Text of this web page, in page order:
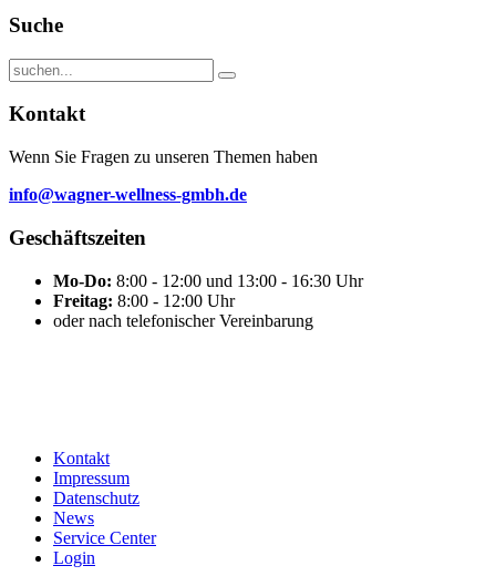
Suche
Kontakt
Wenn Sie Fragen zu unseren Themen haben
info@wagner-wellness-gmbh.de
Geschäftszeiten
Mo-Do: 8:00 - 12:00 und 13:00 - 16:30 Uhr
Freitag: 8:00 - 12:00 Uhr
oder nach telefonischer Vereinbarung
Kontakt
Impressum
Datenschutz
News
Service Center
Login